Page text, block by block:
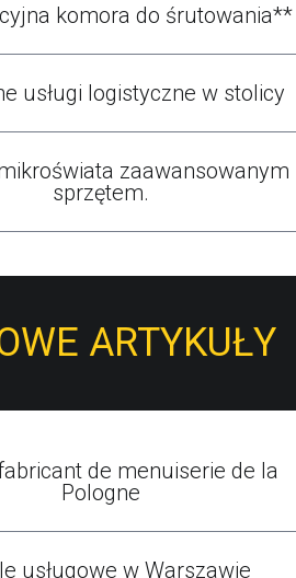
komora do śrutowania**
usługi logistyczne w stolicy
zaawansowanym
sprzętem.
ARTYKUŁY
de menuiserie de la
Pologne
usługowe w Warszawie